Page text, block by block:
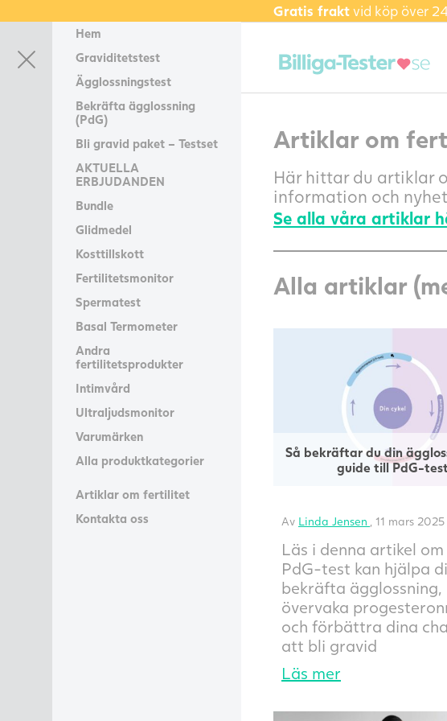
Gratis fraktvid köp över
Hem
Graviditetstest
Ägglossningstest
Bekräfta ägglossning
(PdG)
Bli gravid paket – Testset
AKTUELLA
ERBJUDANDEN
Bundle
Glidmedel
Kosttillskott
Fertilitetsmonitor
Spermatest
Basal Termometer
Andra
fertilitetsprodukter
Intimvård
Ultraljudsmonitor
Varumärken
Alla produktkategorier
Artiklar om fertilitet
Kontakta oss
Artiklar om
Här hittar du artiklar
information och
Se alla våra artiklar
Alla artiklar
Så bekräftar du din
guide till PdG-test
Av Linda Jensen , 11 mars 2025
Läs i denna artikel
PdG-test kan hjälpa
bekräfta ägglossning,
övervaka
och förbättra dina
att bli gravid
Läs mer